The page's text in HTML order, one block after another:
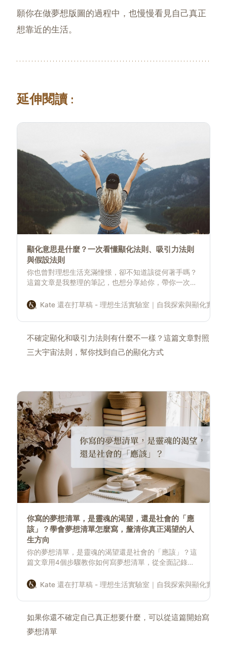
願你在做夢想版圖的過程中，也慢慢看見自己真正
想靠近的生活。
延伸閱讀 :
顯化意思是什麼？一次看懂顯化法則、吸引力法則
與假設法則
你也曾對理想生活充滿憧憬，卻不知道該從何著手嗎？
這篇文章是我整理的筆記，也想分享給你，帶你一次搞
享如何在日常中輕鬆實踐，幫助你跳脫「想很多、做不
Kate 還在打草稿 - 理想生活實驗室｜自我探索與顯化實驗
不確定顯化和吸引力法則有什麼不一樣？這篇文章對照
三大宇宙法則，幫你找到自己的顯化方式
你寫的夢想清單，是靈魂的渴望，還是社會的「應
該」？學會夢想清單怎麼寫，釐清你真正渴望的人
生方向
你的夢想清單，是靈魂的渴望還是社會的「應該」？這
篇文章用4個步驟教你如何寫夢想清單，從全面記錄、
處的渴望，讓你的夢想清單成為指引人生方向的 GPS。
Kate 還在打草稿 - 理想生活實驗室｜自我探索與顯化實驗
如果你還不確定自己真正想要什麼，可以從這篇開始寫
夢想清單